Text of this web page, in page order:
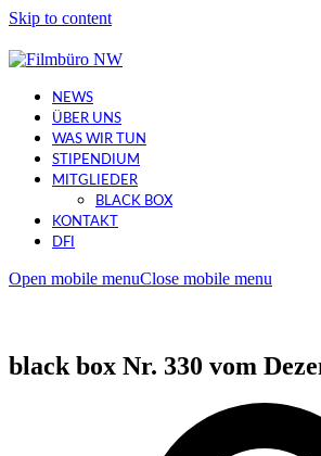
Skip to content
NEWS
ÜBER UNS
WAS WIR TUN
STIPENDIUM
MITGLIEDER
BLACK BOX
KONTAKT
DFI
Open mobile menuClose mobile menu
black box Nr. 330 vom